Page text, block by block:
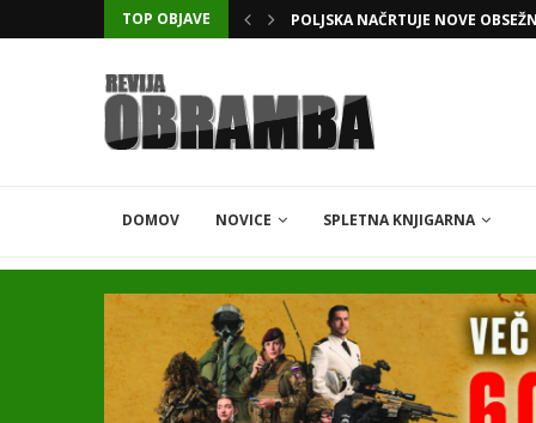
TOP OBJAVE KATARSKI DELNIČAR ZAPLETEL
DOMOV NOVICE SPLETNA KNJIGARNA